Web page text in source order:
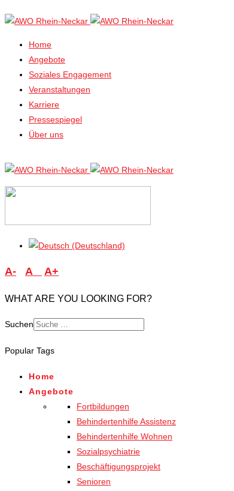
Home
Angebote
Soziales Engagement
Veranstaltungen
Karriere
Pressespiegel
Über uns
A- A A+
WHAT ARE YOU LOOKING FOR?
Suchen
Popular Tags
Home
Angebote
Fortbildungen
Behindertenhilfe Assistenz
Behindertenhilfe Wohnen
Sozialpsychiatrie
Beschäftigungsprojekt
Senioren